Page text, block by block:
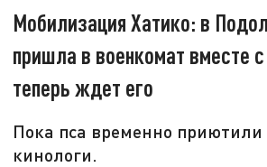
Мобилизация Хатико: в
пришла в военкомат вместе
теперь ждет его
Пока пса временно
кинологи.